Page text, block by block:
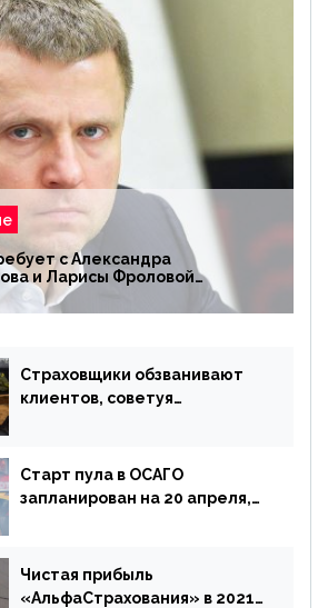
с Александра
и Ларисы Фроловой
на 1,5 млрд р.
Страховщики обзванивают
клиентов, советуя
Старт пула в ОСАГО
запланирован на 20 апреля,
дублировать [дополнено]
Чистая прибыль
«АльфаСтрахования» в 2021